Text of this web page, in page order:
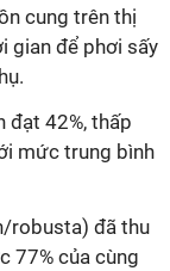
cung trên thị
gian để phơi sấy
đạt 42%, thấp
mức trung bình
robusta) đã thu
77% của cùng